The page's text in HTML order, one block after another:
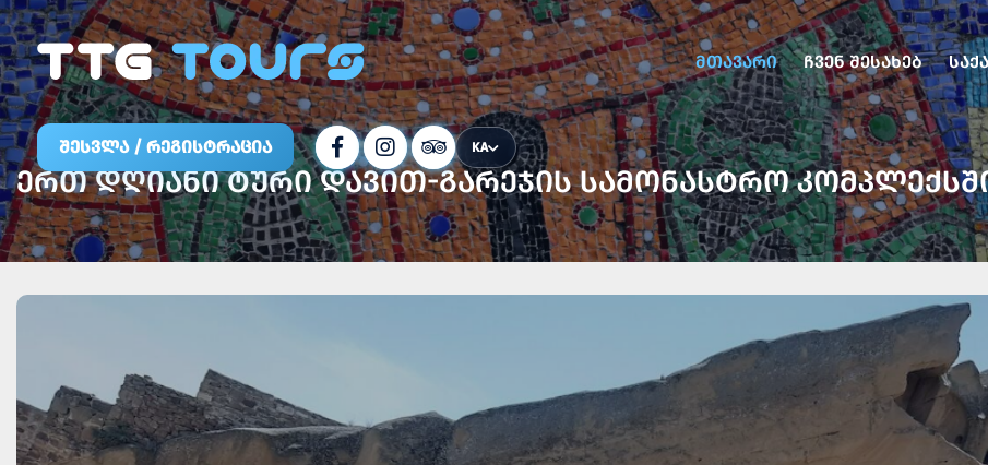
ᲛᲗᲐᲕᲐᲠᲘ ᲩᲕᲔᲜ ᲨᲔᲡᲐᲮᲔᲑ
ᲨᲔᲡᲕᲚᲐ / ᲠᲔᲒᲘᲡᲢᲠᲐᲪᲘᲐ KA
ᲔᲠᲗ ᲓᲦᲘᲐᲜᲘ ᲢᲣᲠᲘ ᲓᲐᲕᲘᲗ-ᲒᲐᲠᲔᲯᲘᲡ ᲡᲐᲛᲝᲜᲐᲡᲢᲠᲝ